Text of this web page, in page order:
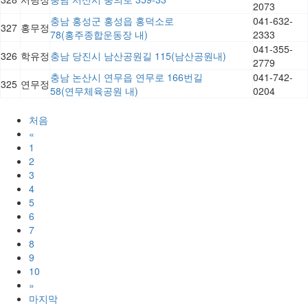
2073
327 홍무정 충남 홍성군 홍성읍 홍덕소로
78(홍주종합운동장 내)
041-632-
2333
326 학유정 충남 당진시 남산공원길 115(남산공원내)
041-355-
2779
325 연무정 충남 논산시 연무읍 연무로 166번길
58(연무체육공원 내)
041-742-
0204
처음
«
1
2
3
4
5
6
7
8
9
10
»
마지막